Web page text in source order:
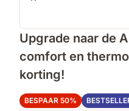
Upgrade naar de
comfort en
korting!
BESPAAR 50%
Emma AirGrid® Topper